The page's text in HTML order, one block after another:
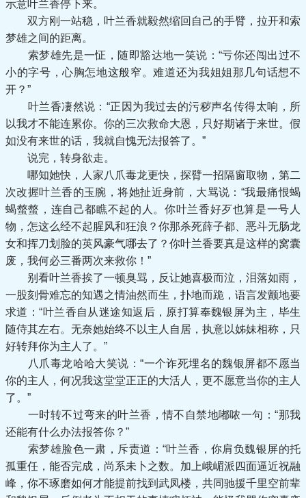
示意叶兰香停下来。
双方刚一站稳，叶兰香就毅然缩回自己的手臂，拉开和索
梦雄之间的距离。
索梦雄先是一怔，随即豁达地一笑说：“亏你还闯出过不
小的字号，心胸怎地这般窄。难道还为我姐姐那几句话想不
开？”
叶兰香凄然说：“正因为我过去的污秽声名传得太响，所
以我才不能连累你。你的三次救命大恩，只好期诸于来世。假
如没有来世的话，我就自愧无法报答了。”
说完，转身欲走。
哪知她快，人家八爪毒龙更快，探臂一招隔窗取物，第二
次改握叶兰香的玉腕，将她扯近身前，大骂说：“我最痛恨蝎
蝎螫螫，连自己都瞧不起的人。你叶兰香好歹也算是一号人
物，怎这么经不起腥风和狂浪？你那杀死薛子都、恶斗无肠龙
女和挥刀划脸的英风豪气哪去了？你叶兰香要真是这样的窝囊
废，我何必三番两次来救你！”
别看叶兰香挨了一顿臭骂，反让她喜极而泣，泪落如雨，
一股刻骨难忘的知遇之情油然而生，扑地而跪，语言发颤地要
求道：“叶兰香自从迷途知返后，原打算奉魏银屏为主，毕生
随侍其左右。无奈她始终不以主人自居，执意以姊妹相称，只
好转拜你为主人了。”
八爪毒龙哈哈大笑说：“一个诈死埋名的魏银屏都不愿当
你的主人，何况我这堂堂正正的大活人，更不愿意当你的主人
了。”
一时转不过弯来的叶兰香，情不自禁地嘟哝一句：“那我
还能有什么办法报答你？”
索梦雄脸色一肃，斥责道：“叶兰香，你肩负魏银屏的托
孤重任，能否完成，尚系未卜之数。加上峨嵋派四面逼近祝融
峰，你不琢磨如何才能提前找到武凤楼，共同驰援千里空前辈